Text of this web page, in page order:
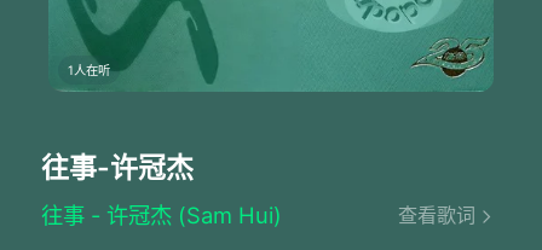
1人在听
往事-许冠杰
往事 - 许冠杰 (Sam Hui)
查看歌词